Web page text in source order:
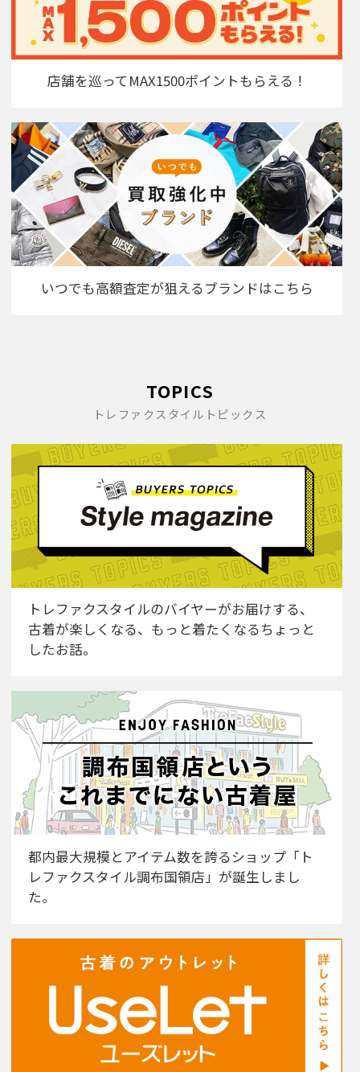
店舗を巡ってMAX1500ポイントもらえる！
いつでも高額査定が狙えるブランドはこちら
TOPICS
トレファクスタイルトピックス
トレファクスタイルのバイヤーがお届けする、
古着が楽しくなる、もっと着たくなるちょっと
したお話。
都内最大規模とアイテム数を誇るショップ「ト
レファクスタイル調布国領店」が誕生しまし
た。